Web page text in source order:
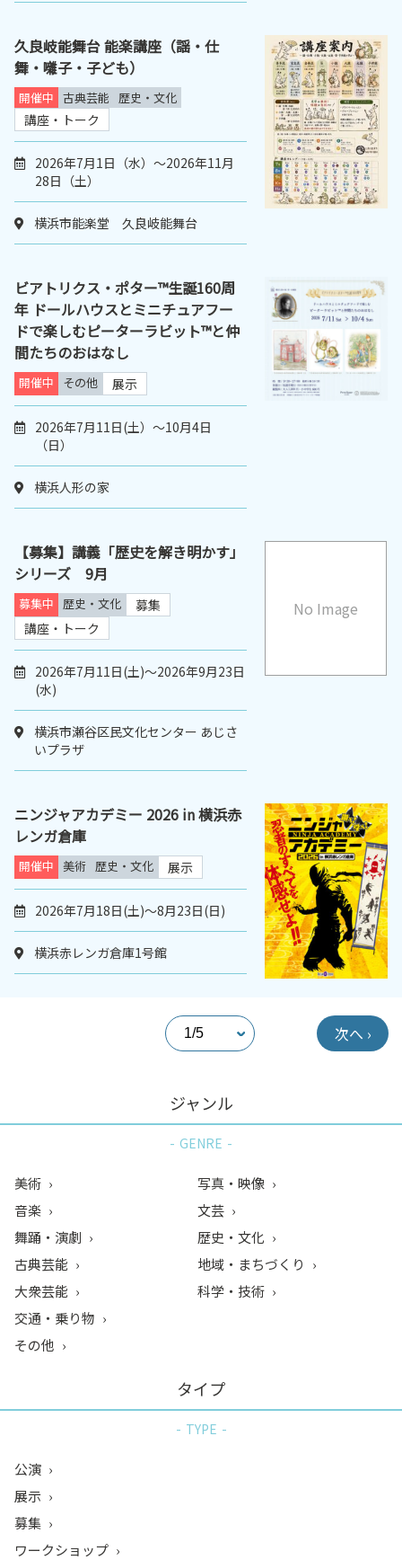
久良岐能舞台 能楽講座（謡・仕
舞・囃子・子ども）
開催中 古典芸能 歴史・文化
講座・トーク
2026年7月1日（水）～2026年11月
28日（土）
横浜市能楽堂 久良岐能舞台
ビアトリクス・ポター™生誕160周
年 ドールハウスとミニチュアフー
ドで楽しむピーターラビット™と仲
間たちのおはなし
開催中 その他 展示
2026年7月11日(土）～10月4日
（日）
横浜人形の家
No Image
【募集】講義「歴史を解き明かす」
シリーズ 9月
募集中 歴史・文化
募集
講座・トーク
2026年7月11日(土)～2026年9月23日
(水)
横浜市瀬谷区民文化センター あじさ
いプラザ
ニンジャアカデミー 2026 in 横浜赤
レンガ倉庫
開催中 美術 歴史・文化 展示
2026年7月18日(土)～8月23日(日)
横浜赤レンガ倉庫1号館
次へ ›
ジャンル
GENRE
美術
音楽
舞踊・演劇
古典芸能
大衆芸能
写真・映像
文芸
歴史・文化
地域・まちづくり
科学・技術
交通・乗り物
その他
タイプ
TYPE
公演
展示
募集
ワークショップ